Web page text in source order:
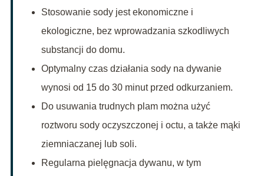
Stosowanie sody jest ekonomiczne i
ekologiczne, bez wprowadzania szkodliwych
substancji do domu.
Optymalny czas działania sody na dywanie
wynosi od 15 do 30 minut przed odkurzaniem.
Do usuwania trudnych plam można użyć
roztworu sody oczyszczonej i octu, a także mąki
ziemniaczanej lub soli.
Regularna pielęgnacja dywanu, w tym